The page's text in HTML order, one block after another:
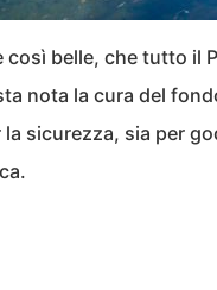
così belle, che tutto il
nota la cura del
sicurezza, sia per